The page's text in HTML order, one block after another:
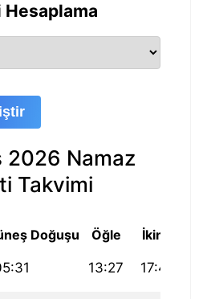
Hesaplama
2026 Namaz
Takvimi
Doğuşu Öğle İkindi
13:27 17:41